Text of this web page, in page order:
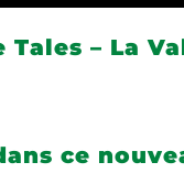
Tales – La
ce